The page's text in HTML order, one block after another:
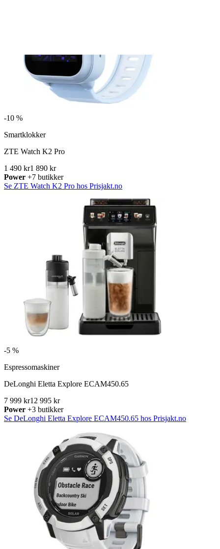
-10 %
Smartklokker
ZTE Watch K2 Pro
1 490 kr1 890 kr
Power +7 butikker
Se ZTE Watch K2 Pro hos Prisjakt.no
-5 %
Espressomaskiner
DeLonghi Eletta Explore ECAM450.65
7 999 kr12 995 kr
Power +3 butikker
Se DeLonghi Eletta Explore ECAM450.65 hos Prisjakt.no